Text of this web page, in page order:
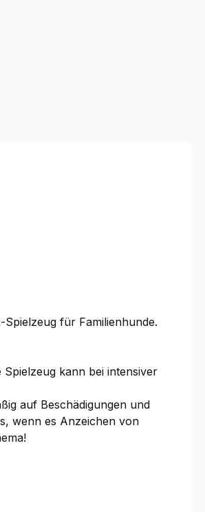
für Familienhunde.
kann bei intensiver
auf Beschädigungen und
wenn es Anzeichen von